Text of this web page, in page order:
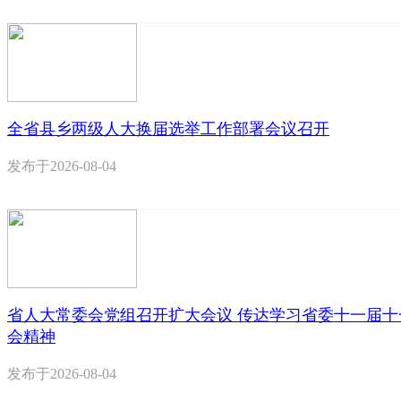
全省县乡两级人大换届选举工作部署会议召开
发布于2026-08-04
省人大常委会党组召开扩大会议 传达学习省委十一届
会精神
发布于2026-08-04